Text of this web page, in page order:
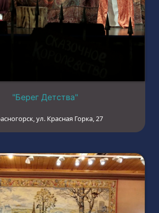
"Берег Детства"
ул. Красная Горка, 27